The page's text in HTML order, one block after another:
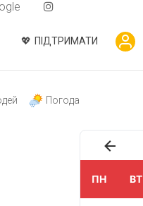
ПІДТРИМАТИ
Погода
ПН ВТ